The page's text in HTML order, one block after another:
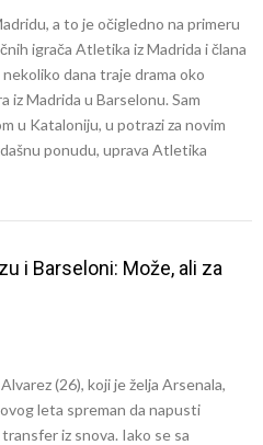
a to je očigledno na primeru
igrača Atletika iz Madrida i člana
dana traje drama oko
Madrida u Barselonu. Sam
u Kataloniju, u potrazi za novim
ponudu, uprava Atletika
i Barseloni: Može, ali za
(26), koji je želja Arsenala,
leta spreman da napusti
iz snova. Iako se sa